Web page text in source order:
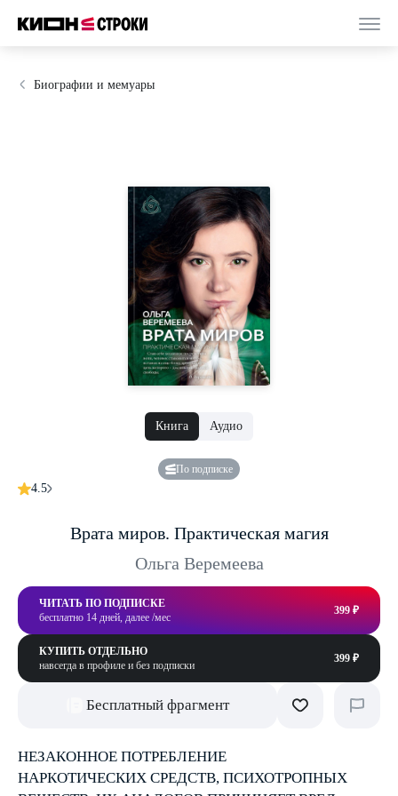
Биографии и мемуары
Книга Аудио
По подписке
4.5
Врата миров. Практическая магия
Ольга Веремеева
ЧИТАТЬ ПО ПОДПИСКЕ
бесплатно 14 дней, далее /мес
399 ₽
КУПИТЬ ОТДЕЛЬНО
навсегда в профиле и без подписки
399 ₽
Бесплатный фрагмент
НЕЗАКОННОЕ ПОТРЕБЛЕНИЕ
НАРКОТИЧЕСКИХ СРЕДСТВ, ПСИХОТРОПНЫХ